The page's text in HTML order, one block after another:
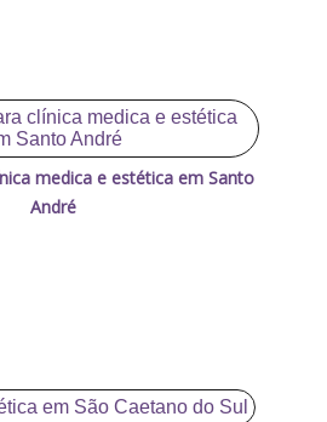
medica e estética em Santo
André